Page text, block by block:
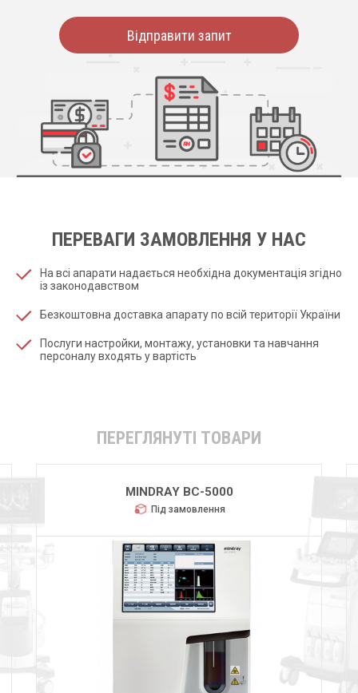
Відправити запит
ПЕРЕВАГИ ЗАМОВЛЕННЯ У НАС
На всі апарати надається необхідна документація згідно
із законодавством
Безкоштовна доставка апарату по всій території України
Послуги настройки, монтажу, установки та навчання
персоналу входять у вартість
ПЕРЕГЛЯНУТІ ТОВАРИ
MINDRAY BC-5000
Під замовлення